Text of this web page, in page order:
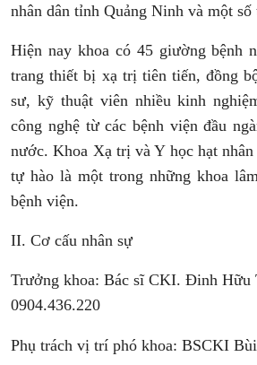
nhân dân tỉnh Quảng Ninh và một số
Hiện nay khoa có 45 giường bệnh
trang thiết bị xạ trị tiên tiến, đồng
sư, kỹ thuật viên nhiều kinh
công nghệ từ các bệnh viện đầu
nước. Khoa Xạ trị và Y học hạt
tự hào là một trong những khoa
bệnh viện.
II. Cơ cấu nhân sự
Trưởng khoa: Bác sĩ CKI. Đinh Hữu
0904.436.220
Phụ trách vị trí phó khoa: BSCKI